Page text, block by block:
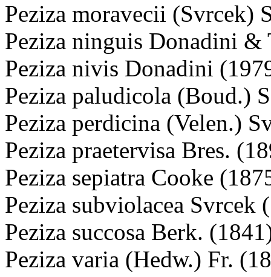
Peziza moravecii (Svrcek)
Peziza ninguis Donadini &
Peziza nivis Donadini
Peziza paludicola (Boud.)
Peziza perdicina (Velen.)
Peziza praetervisa Bres.
Peziza sepiatra Cooke
Peziza subviolacea Svrcek
Peziza succosa Berk.
Peziza varia (Hedw.) Fr.